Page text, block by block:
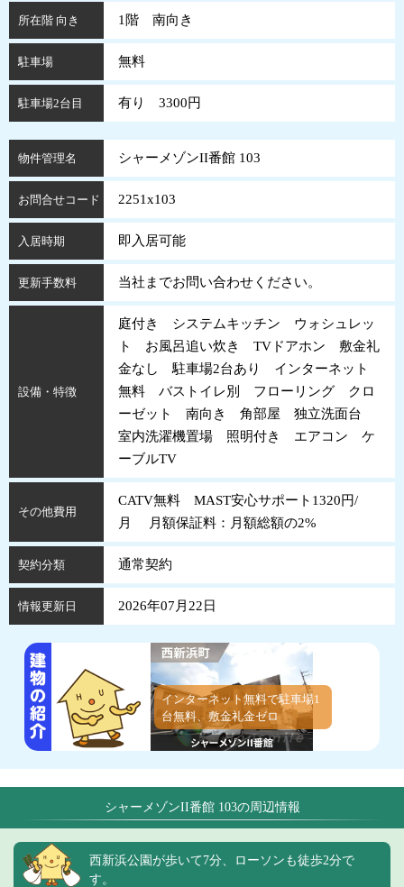
所在階 向き 1階 南向き
駐車場 無料
駐車場2台目 有り 3300円
物件管理名 シャーメゾンII番館 103
お問合せコード 2251x103
入居時期 即入居可能
更新手数料 当社までお問い合わせください。
設備・特徴
庭付き システムキッチン ウォシュレッ
ト お風呂追い炊き TVドアホン 敷金礼
金なし 駐車場2台あり インターネット
無料 バストイレ別 フローリング クロ
ーゼット 南向き 角部屋 独立洗面台
室内洗濯機置場 照明付き エアコン ケ
ーブルTV
その他費用
CATV無料 MAST安心サポート1320円/
月 月額保証料：月額総額の2%
契約分類 通常契約
情報更新日 2026年07月22日
インターネット無料で駐車場1
台無料、敷金礼金ゼロ
シャーメゾンII番館 103の周辺情報
西新浜公園が歩いて7分、ローソンも徒歩2分で
す。